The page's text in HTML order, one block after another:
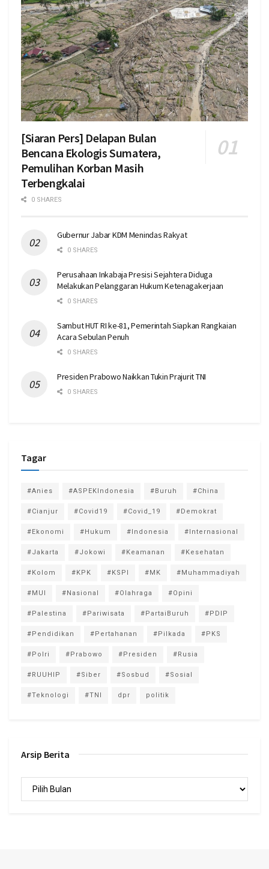
[Siaran Pers] Delapan Bulan
Bencana Ekologis Sumatera,
Pemulihan Korban Masih
Terbengkalai
0 SHARES
Gubernur Jabar KDM Menindas Rakyat
0 SHARES
Perusahaan Inkabaja Presisi Sejahtera Diduga
Melakukan Pelanggaran Hukum Ketenagakerjaan
0 SHARES
Sambut HUT RI ke-81, Pemerintah Siapkan Rangkaian
Acara Sebulan Penuh
0 SHARES
Presiden Prabowo Naikkan Tukin Prajurit TNI
0 SHARES
Tagar
#Anies #ASPEKIndonesia #Buruh #China
#Cianjur #Covid19 #Covid_19 #Demokrat
#Ekonomi #Hukum #Indonesia #Internasional
#Jakarta #Jokowi #Keamanan #Kesehatan
#Kolom #KPK #KSPI #MK #Muhammadiyah
#MUI #Nasional #Olahraga #Opini
#Palestina #Pariwisata #PartaiBuruh #PDIP
#Pendidikan #Pertahanan #Pilkada #PKS
#Polri #Prabowo #Presiden #Rusia
#RUUHIP #Siber #Sosbud #Sosial
#Teknologi #TNI dpr politik
Arsip Berita